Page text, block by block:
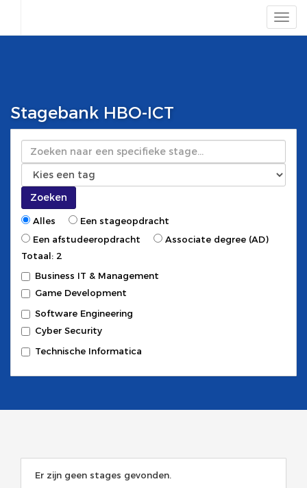
Stagebank HBO-ICT
Zoeken
Zoeken
Alles
Een stageopdracht
Een afstudeeropdracht
Associate degree (AD)
Totaal: 2
Business IT & Management
Game Development
Software Engineering
Cyber Security
Technische Informatica
Er zijn geen stages gevonden.